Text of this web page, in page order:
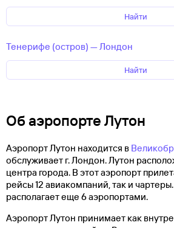
Найти
Тенерифе (остров) — Лондон
Найти
Об аэропорте Лутон
Аэропорт Лутон находится в
обслуживает г. Лондон. Лутон
центра города. В этот аэропорт
рейсы 12 авиакомпаний, так и
располагает еще 6 аэропортами.
Аэропорт Лутон принимает как